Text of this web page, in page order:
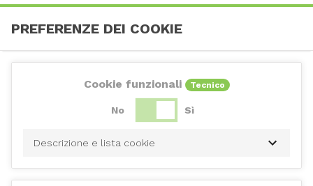
PREFERENZE DEI COOKIE
Cookie funzionali Tecnico
No Sì
Descrizione e lista cookie